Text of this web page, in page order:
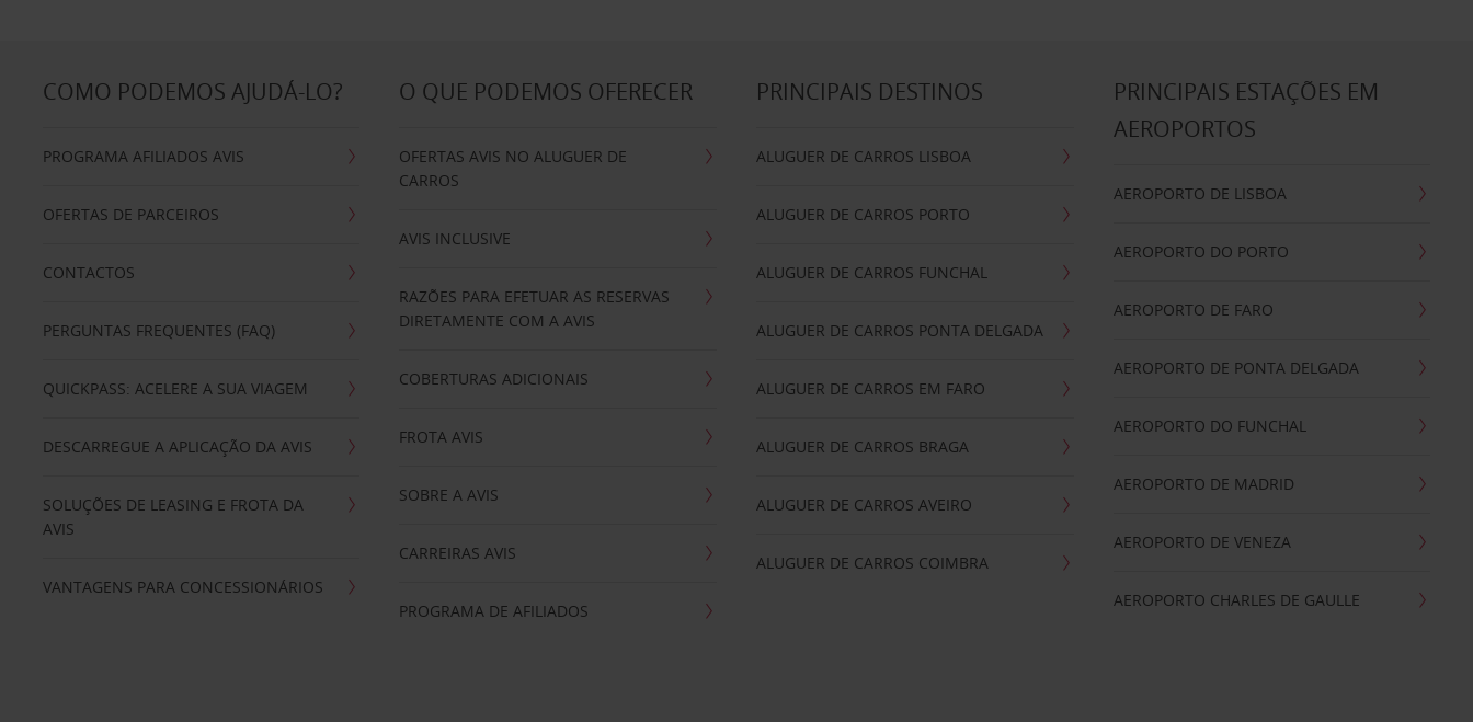
COMO PODEMOS AJUDÁ-LO?
PROGRAMA AFILIADOS AVIS
OFERTAS DE PARCEIROS
CONTACTOS
PERGUNTAS FREQUENTES (FAQ)
QUICKPASS: ACELERE A SUA VIAGEM
DESCARREGUE A APLICAÇÃO DA AVIS
SOLUÇÕES DE LEASING E FROTA DA
AVIS
VANTAGENS PARA CONCESSIONÁRIOS
O QUE PODEMOS OFERECER
OFERTAS AVIS NO ALUGUER DE
CARROS
AVIS INCLUSIVE
RAZÕES PARA EFETUAR AS RESERVAS
DIRETAMENTE COM A AVIS
COBERTURAS ADICIONAIS
FROTA AVIS
SOBRE A AVIS
CARREIRAS AVIS
PROGRAMA DE AFILIADOS
PRINCIPAIS DESTINOS
ALUGUER DE CARROS LISBOA
ALUGUER DE CARROS PORTO
ALUGUER DE CARROS FUNCHAL
ALUGUER DE CARROS PONTA DELGADA
ALUGUER DE CARROS EM FARO
ALUGUER DE CARROS BRAGA
ALUGUER DE CARROS AVEIRO
ALUGUER DE CARROS COIMBRA
PRINCIPAIS ESTAÇÕES EM
AEROPORTOS
AEROPORTO DE LISBOA
AEROPORTO DO PORTO
AEROPORTO DE FARO
AEROPORTO DE PONTA DELGADA
AEROPORTO DO FUNCHAL
AEROPORTO DE MADRID
AEROPORTO DE VENEZA
AEROPORTO CHARLES DE GAULLE